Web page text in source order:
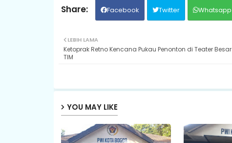
Facebook Twitter Whatsapp
LEBIH LAMA
Ketoprak Retno Kencana Pukau Penonton di Teater Besar
TIM
YOU MAY LIKE